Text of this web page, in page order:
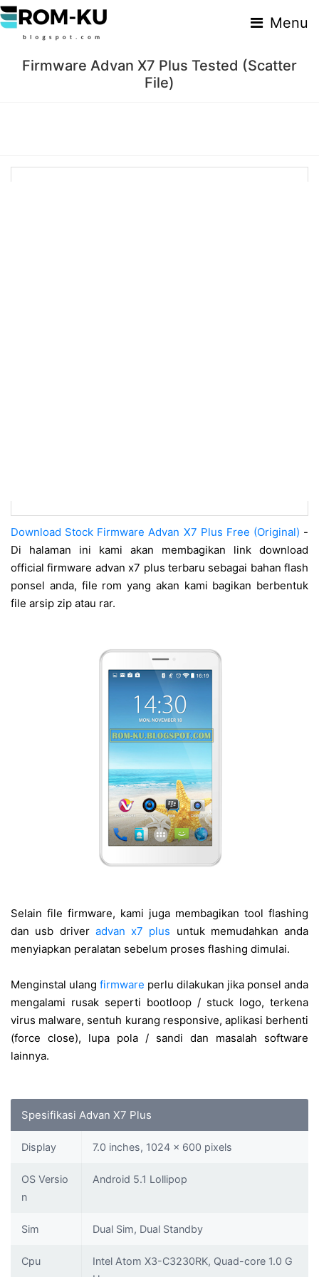
Menu
Firmware Advan X7 Plus Tested (Scatter
File)
Download Stock Firmware Advan X7 Plus Free (Original) -
Di halaman ini kami akan membagikan link download
official firmware advan x7 plus terbaru sebagai bahan flash
ponsel anda, file rom yang akan kami bagikan berbentuk
file arsip zip atau rar.
Selain file firmware, kami juga membagikan tool flashing
dan usb driver advan x7 plus untuk memudahkan anda
menyiapkan peralatan sebelum proses flashing dimulai.
Menginstal ulang firmware perlu dilakukan jika ponsel anda
mengalami rusak seperti bootloop / stuck logo, terkena
virus malware, sentuh kurang responsive, aplikasi berhenti
(force close), lupa pola / sandi dan masalah software
lainnya.
Spesifikasi Advan X7 Plus
Display 7.0 inches, 1024 x 600 pixels
OS Versio
n
Android 5.1 Lollipop
Sim Dual Sim, Dual Standby
Cpu
Intel Atom X3-C3230RK, Quad-core 1.0 G